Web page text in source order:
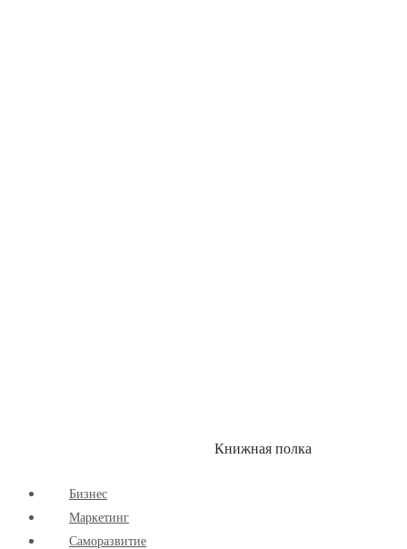
Книжная полка
Бизнес
Маркетинг
Cаморазвитие